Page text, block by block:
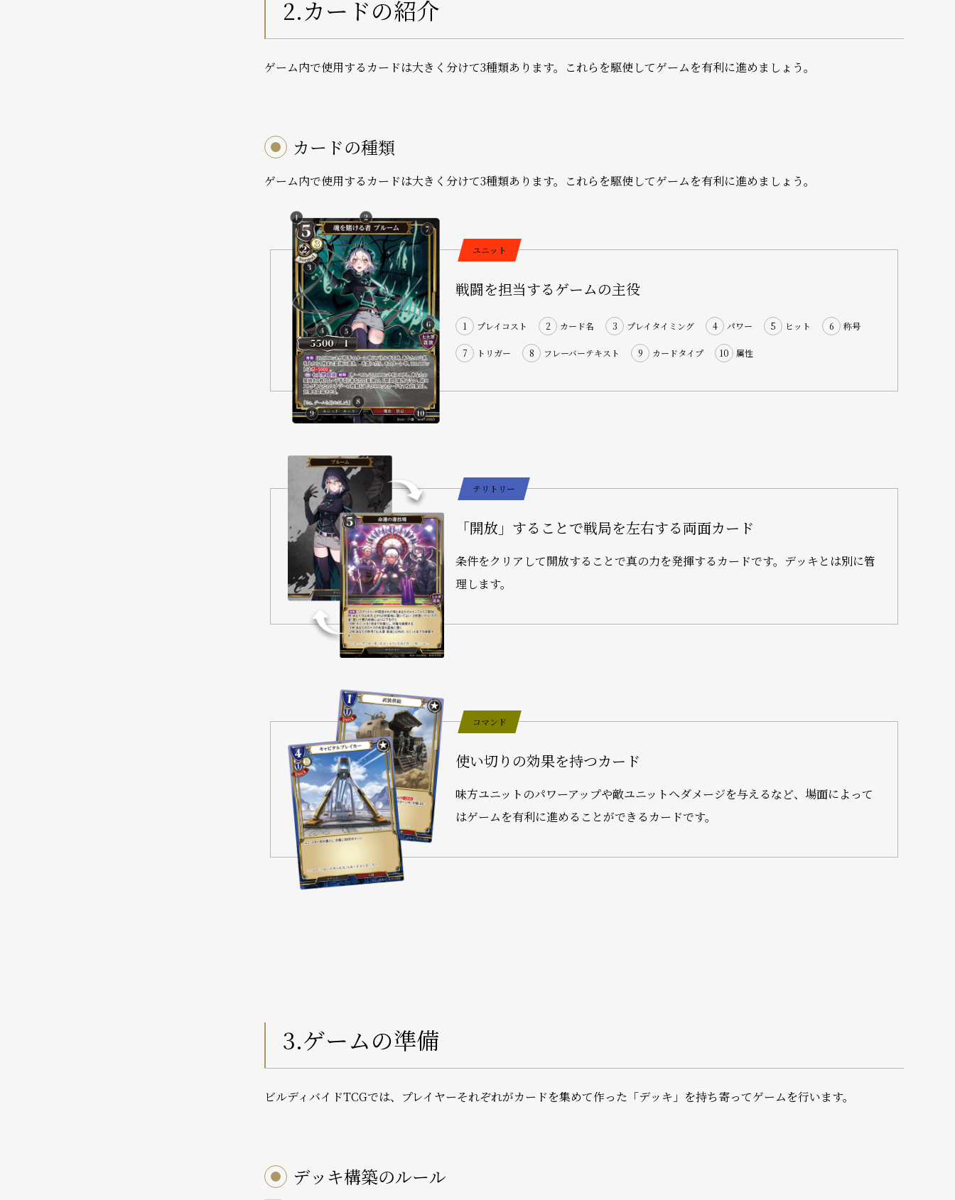
2.カードの紹介
ゲーム内で使用するカードは大きく分けて3種類あります。これらを駆使してゲームを有利に進めましょう。
カードの種類
ゲーム内で使用するカードは大きく分けて3種類あります。これらを駆使してゲームを有利に進めましょう。
ユニット
戦闘を担当するゲームの主役
1 プレイコスト 2 カード名 3 プレイタイミング 4 パワー 5 ヒット 6 称号
7 トリガー 8 フレーバーテキスト 9 カードタイプ 10 属性
テリトリー
「開放」することで戦局を左右する両面カード
条件をクリアして開放することで真の力を発揮するカードです。デッキとは別に管
理します。
コマンド
使い切りの効果を持つカード
味方ユニットのパワーアップや敵ユニットへダメージを与えるなど、場面によって
はゲームを有利に進めることができるカードです。
3.ゲームの準備
ビルディバイドTCGでは、プレイヤーそれぞれがカードを集めて作った「デッキ」を持ち寄ってゲームを行います。
デッキ構築のルール